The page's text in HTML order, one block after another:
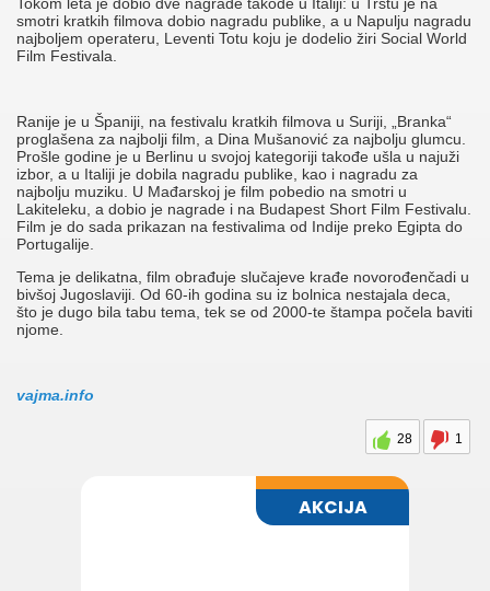
Tokom leta je dobio dve nagrade takođe u Italiji: u Trstu je na
smotri kratkih filmova dobio nagradu publike, a u Napulju nagradu
najboljem operateru, Leventi Totu koju je dodelio žiri Social World
Film Festivala.
Ranije je u Španiji, na festivalu kratkih filmova u Suriji, „Branka“
proglašena za najbolji film, a Dina Mušanović za najbolju glumcu.
Prošle godine je u Berlinu u svojoj kategoriji takođe ušla u najuži
izbor, a u Italiji je dobila nagradu publike, kao i nagradu za
najbolju muziku. U Mađarskoj je film pobedio na smotri u
Lakiteleku, a dobio je nagrade i na Budapest Short Film Festivalu.
Film je do sada prikazan na festivalima od Indije preko Egipta do
Portugalije.
Tema je delikatna, film obrađuje slučajeve krađe novorođenčadi u
bivšoj Jugoslaviji. Od 60-ih godina su iz bolnica nestajala deca,
što je dugo bila tabu tema, tek se od 2000-te štampa počela baviti
njome.
vajma.info
28 1